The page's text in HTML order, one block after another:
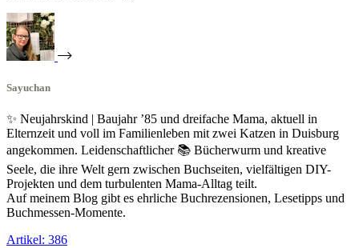
Sayuchan
✨ Neujahrskind | Baujahr ’85 und dreifache Mama, aktuell in
Elternzeit und voll im Familienleben mit zwei Katzen in Duisburg
angekommen. Leidenschaftlicher 📚 Bücherwurm und kreative
Seele, die ihre Welt gern zwischen Buchseiten, vielfältigen DIY-
Projekten und dem turbulenten Mama-Alltag teilt.
Auf meinem Blog gibt es ehrliche Buchrezensionen, Lesetipps und
Buchmessen-Momente.
Artikel: 386